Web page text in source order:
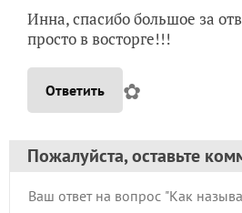
Инна, спасибо большое за
просто в восторге!!!
Ответить ✿
Пожалуйста, оставьте